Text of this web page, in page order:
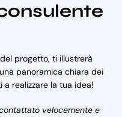
progetto, ti illustrerà
panoramica chiara dei
a realizzare la tua idea!
velocemente e